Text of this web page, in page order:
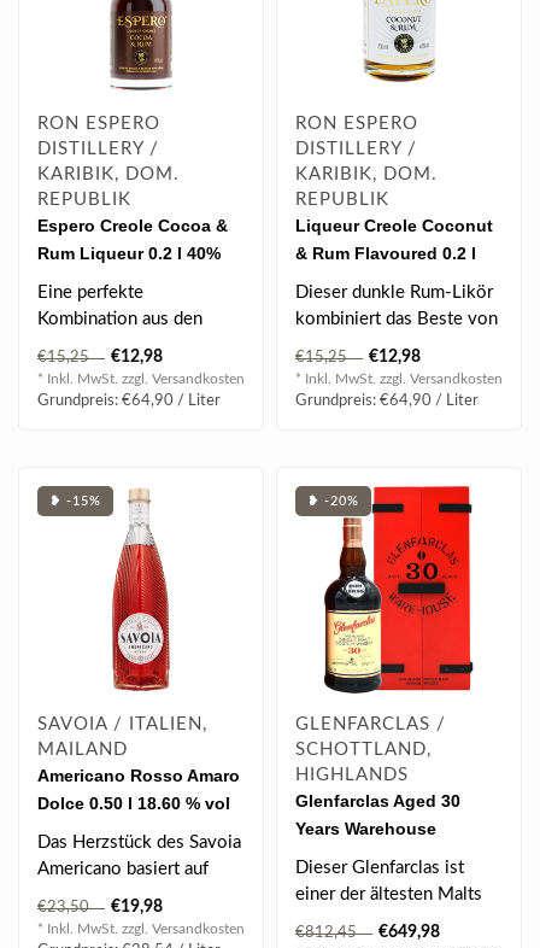
RON ESPERO
DISTILLERY /
KARIBIK, DOM.
REPUBLIK
Espero Creole Cocoa &
Rum Liqueur 0.2 l 40%
vol
Eine perfekte
Kombination aus den
besten Rums aus der
Dominikanischen
Republik u..
€15,25 €12,98
* Inkl. MwSt. zzgl. Versandkosten
Grundpreis: €64,90 / Liter
RON ESPERO
DISTILLERY /
KARIBIK, DOM.
REPUBLIK
Liqueur Creole Coconut
& Rum Flavoured 0.2 l
40% vol
Dieser dunkle Rum-Likör
kombiniert das Beste von
gealtertem
dominikanischen Rum..
€15,25 €12,98
* Inkl. MwSt. zzgl. Versandkosten
Grundpreis: €64,90 / Liter
❥ -15%
SAVOIA / ITALIEN,
MAILAND
Americano Rosso Amaro
Dolce 0.50 l 18.60 % vol
Das Herzstück des Savoia
Americano basiert auf
dem authentischen Rezept
für Bi..
€23,50 €19,98
* Inkl. MwSt. zzgl. Versandkosten
❥ -20%
GLENFARCLAS /
SCHOTTLAND,
HIGHLANDS
Glenfarclas Aged 30
Years Warehouse
Highland Single Malt
Scotch Whisky 0.7 l 43%
Dieser Glenfarclas ist
einer der ältesten Malts
der Glenfarclas-Reihe, die
€812,45 €649,98